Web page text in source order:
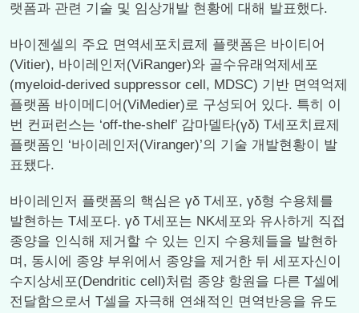
랫폼과 관련 기술 및 임상개발 현황에 대해 발표했다.
바이젠셀의 주요 면역세포치료제 플랫폼은 바이티어
(Vitier), 바이레인저(ViRanger)와 골수유래억제세포
(myeloid-derived suppressor cell, MDSC) 기반 면역억제
플랫폼 바이메디어(ViMedier)로 구성되어 있다. 특히 이
번 컨퍼런스는 ‘off-the-shelf’ 감마델타(γδ) T세포치료제
플랫폼인 ‘바이레인저(Viranger)’의 기술 개발현황이 발
표됐다.
바이레인저 플랫폼의 핵심은 γδ T세포, γδ형 수용체를
발현하는 T세포다. γδ T세포는 NK세포와 유사하게 직접
종양을 인식해 제거할 수 있는 인지 수용체들을 발현하
며, 동시에 종양 부위에서 종양을 제거한 뒤 세포자신이
수지상세포(Dendritic cell)처럼 종양 항원을 다른 T셀에
전달함으로서 T셀을 자극해 연쇄적인 면역반응을 유도